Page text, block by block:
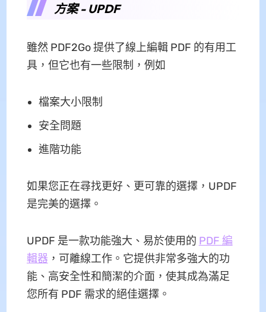
方案 - UPDF
雖然 PDF2Go 提供了線上編輯 PDF 的有用工
具，但它也有一些限制，例如
檔案大小限制
安全問題
進階功能
如果您正在尋找更好、更可靠的選擇，UPDF
是完美的選擇。
UPDF 是一款功能強大、易於使用的 PDF 編
輯器 ，可離線工作。它提供非常多強大的功
能、高安全性和簡潔的介面，使其成為滿足
您所有 PDF 需求的絕佳選擇。